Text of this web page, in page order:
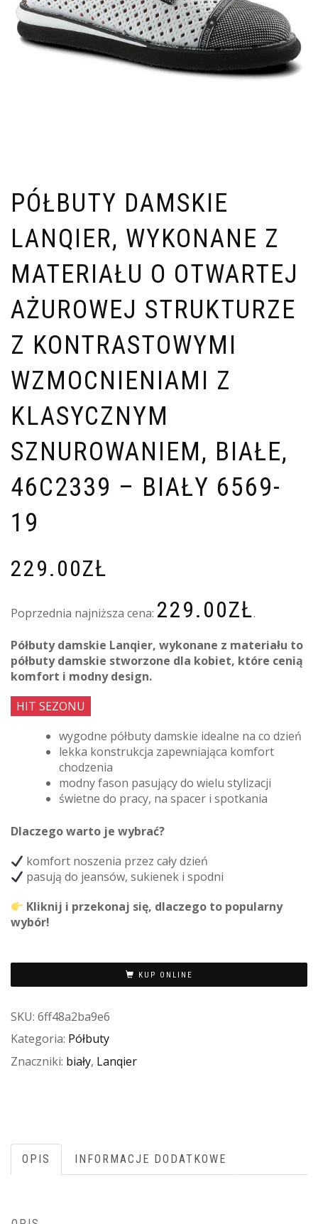
PÓŁBUTY DAMSKIE
LANQIER, WYKONANE Z
MATERIAŁU O OTWARTEJ
AŻUROWEJ STRUKTURZE
Z KONTRASTOWYMI
WZMOCNIENIAMI Z
KLASYCZNYM
SZNUROWANIEM, BIAŁE,
46C2339 – BIAŁY 6569-
19
229.00ZŁ
Poprzednia najniższa cena: 229.00ZŁ.
Półbuty damskie Lanqier, wykonane z materiału to
półbuty damskie stworzone dla kobiet, które cenią
komfort i modny design.
HIT SEZONU
wygodne półbuty damskie idealne na co dzień
lekka konstrukcja zapewniająca komfort
chodzenia
modny fason pasujący do wielu stylizacji
świetne do pracy, na spacer i spotkania
Dlaczego warto je wybrać?
komfort noszenia przez cały dzień
pasują do jeansów, sukienek i spodni
Kliknij i przekonaj się, dlaczego to popularny
wybór!
KUP ONLINE
SKU: 6ff48a2ba9e6
Kategoria: Półbuty
Znaczniki: biały, Lanqier
OPIS INFORMACJE DODATKOWE